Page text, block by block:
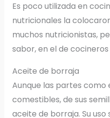
Es poco utilizada en
nutricionales la
muchos nutricionistas,
sabor, en el de
Aceite de borraja
Aunque las partes como
comestibles, de sus
aceite de borraja. Su